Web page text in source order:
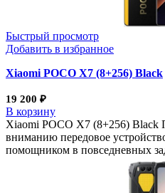
Быстрый просмотр
Добавить в избранное
Xiaomi POCO X7 (8+256) Black
19 200 ₽
В корзину
Xiaomi POCO X7 (8+256) Black
вниманию передовое
помощником в повседневных